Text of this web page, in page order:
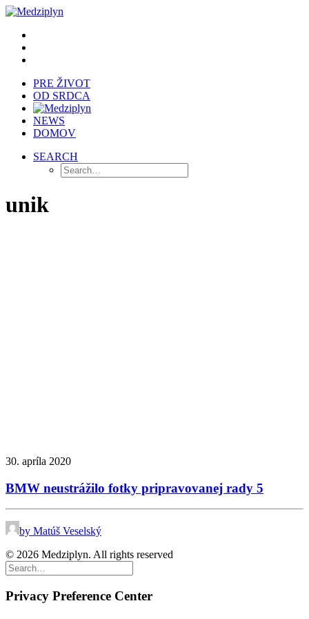
PRE ŽIVOT
OD SRDCA
NEWS
DOMOV
SEARCH
unik
30. apríla 2020
BMW neustrážilo fotky pripravovanej rady 5
by Matúš Veselský
© 2026 Medziplyn. All rights reserved
Privacy Preference Center